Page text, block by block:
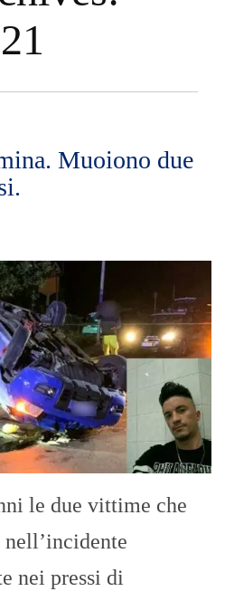
Muoiono due
le due vittime che
nei pressi di